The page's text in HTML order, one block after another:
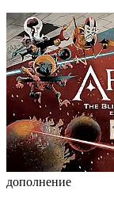
дополнение